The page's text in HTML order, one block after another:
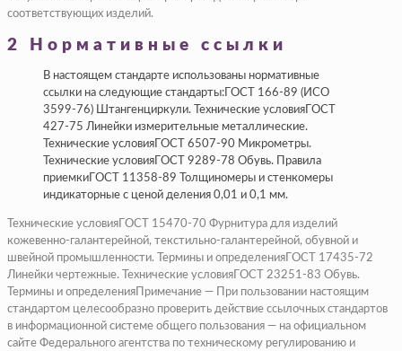
соответствующих изделий.
2 Нормативные ссылки
В настоящем стандарте использованы нормативные
ссылки на следующие стандарты:ГОСТ 166-89 (ИСО
3599-76) Штангенциркули. Технические условияГОСТ
427-75 Линейки измерительные металлические.
Технические условияГОСТ 6507-90 Микрометры.
Технические условияГОСТ 9289-78 Обувь. Правила
приемкиГОСТ 11358-89 Толщиномеры и стенкомеры
индикаторные с ценой деления 0,01 и 0,1 мм.
Технические условияГОСТ 15470-70 Фурнитура для изделий
кожевенно-галантерейной, текстильно-галантерейной, обувной и
швейной промышленности. Термины и определенияГОСТ 17435-72
Линейки чертежные. Технические условияГОСТ 23251-83 Обувь.
Термины и определенияПримечание — При пользовании настоящим
стандартом целесообразно проверить действие ссылочных стандартов
в информационной системе общего пользования — на официальном
сайте Федерального агентства по техническому регулированию и